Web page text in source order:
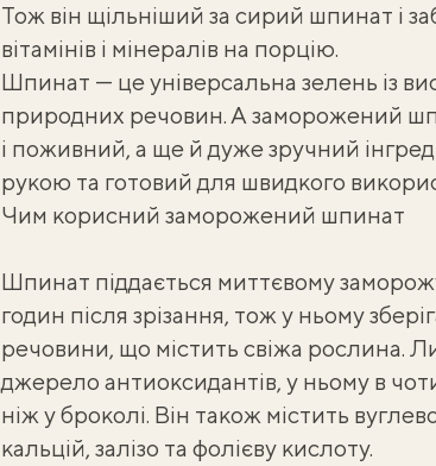
Тож він щільніший за сирий шпинат і
вітамінів і мінералів на порцію.
Шпинат — це універсальна зелень із
природних речовин. А заморожений
і поживний, а ще й дуже зручний
рукою та готовий для швидкого
Чим корисний заморожений шпинат
Шпинат піддається миттєвому
годин після зрізання, тож у ньому
речовини, що містить свіжа рослина.
джерело антиоксидантів, у ньому в
ніж у броколі. Він також містить
кальцій, залізо та фолієву кислоту.